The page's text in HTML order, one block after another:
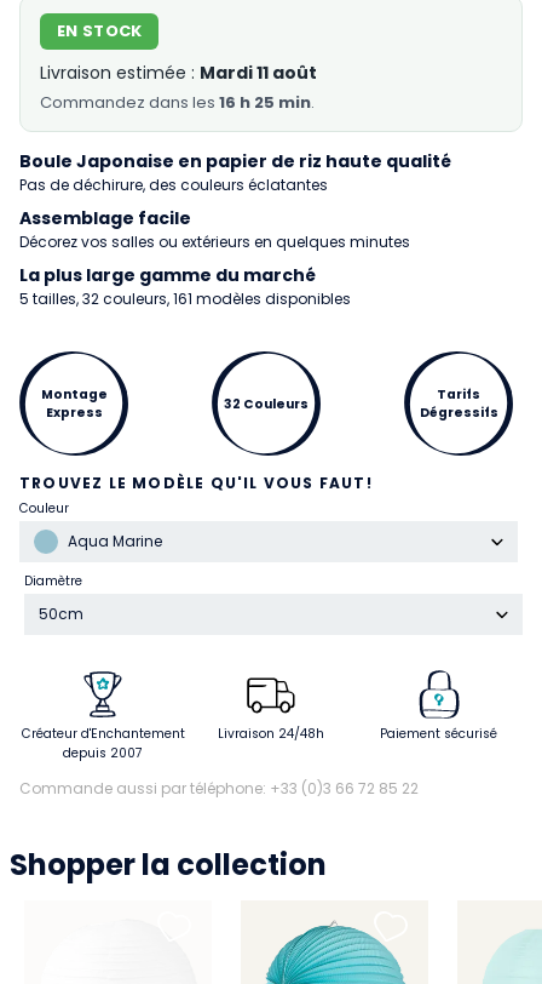
Boule Japonaise en papier de riz haute qualité
Pas de déchirure, des couleurs éclatantes
Assemblage facile
Décorez vos salles ou extérieurs en quelques minutes
La plus large gamme du marché
5 tailles, 32 couleurs, 161 modèles disponibles
TROUVEZ LE MODÈLE QU'IL VOUS FAUT!
Couleur
Aqua Marine
Diamètre
50cm
EN STOCK
Livraison estimée : Mardi 11 août
Commandez dans les 16 h 25 min.
Montage
Express
32 Couleurs
Tarifs
Dégressifs
Créateur d'Enchantement
depuis 2007
Livraison 24/48h Paiement sécurisé
Commande aussi par téléphone: +33 (0)3 66 72 85 22
Shopper la collection